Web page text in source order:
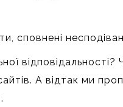
сповнені
А відтак ми